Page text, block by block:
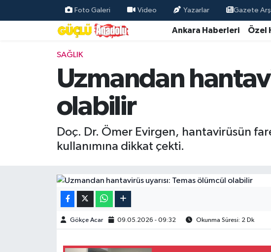
Foto Galeri Video Yazarlar Gazete
Ankara Haberleri Özel
SAĞLIK
Uzmandan
olabilir
Doç. Dr. Ömer Evirgen, hantavirüsün
kullanımına dikkat çekti.
Gökçe Acar 09.05.2026 - 09:32 Okunma Süresi: 2 Dk
Özel Haber
Resmi İlanlar
Ekonomi
Gündem